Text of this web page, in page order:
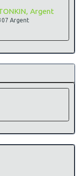
Argent
Argent